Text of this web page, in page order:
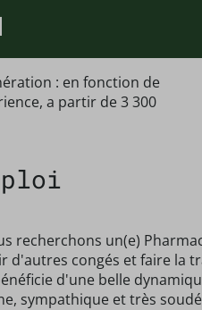
: en fonction de
a partir de 3 300
recherchons un(e)
congés et faire la
d'une belle
sympathique et très